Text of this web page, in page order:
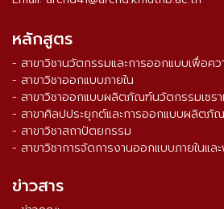
หลักสูตร
- สาขาวิชานวัตกรรมและการออกแบบเพื่อค
- สาขาวิชาออกแบบภายใน
- สาขาวิชาออกแบบผลิตภัณฑ์นวัตกรรมเซร
- สาขาศิลปประยุกต์และการออกแบบผลิตภั
- สาขาวิชาสถาปัตยกรรม
- สาขาวิชาการจัดการงานออกแบบภายในแ
ข่าวสาร